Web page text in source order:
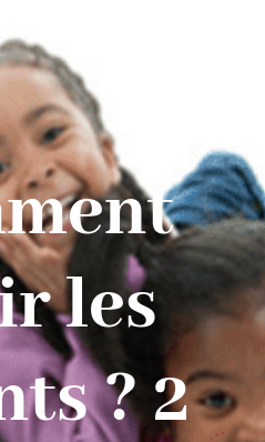
les
? 2